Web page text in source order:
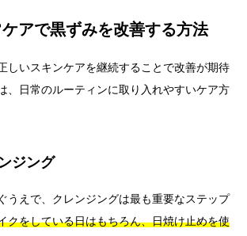
アで黒ずみを改善する方法
しいスキンケアを継続することで改善が期待
、日常のルーティンに取り入れやすいケア方
ジング
うえで、クレンジングは最も重要なステップ
クをしている日はもちろん、日焼け止めを使